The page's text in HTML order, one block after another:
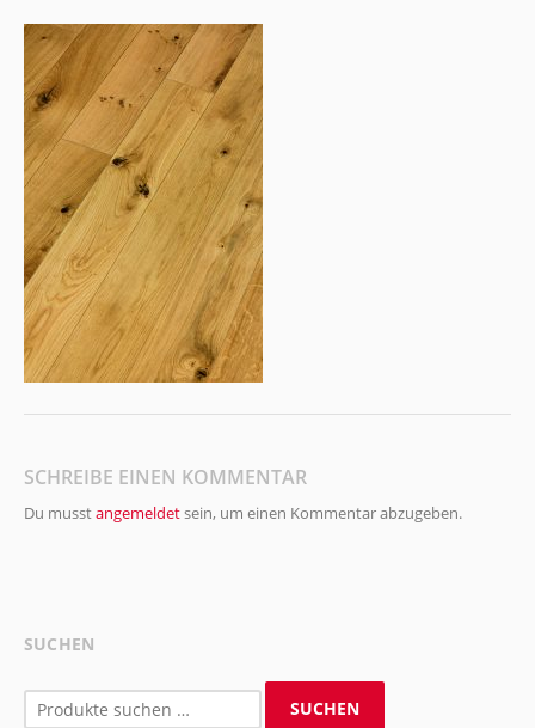
SCHREIBE EINEN KOMMENTAR
Du musstangemeldetsein, um einen Kommentar abzugeben.
SUCHEN
Suchen
nach:
SUCHEN